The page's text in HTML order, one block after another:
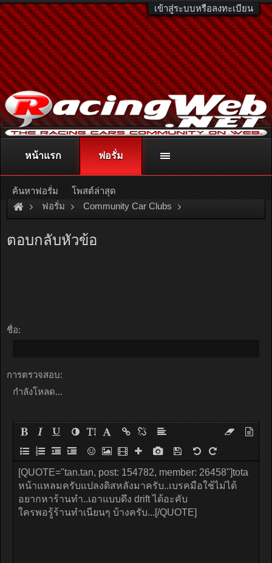
เข้าสู่ระบบหรือลงทะเบียน
ติดต่อลงโฆษณา racingweb@gmail.comหรือโทร. 081-811-1138
หรืออ่านรายละเอียดเพิ่มเติม คลิกที่นี่
ฟอรั่ม Community Car Clubs
ตอบกลับหัวข้อ
ชื่อ:
การตรวจสอบ:
กำลังโหลด...
หน้าแรก ฟอรั่ม
ค้นหาฟอรั่ม โพสต์ล่าสุด